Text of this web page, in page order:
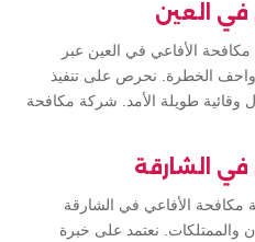
في العين
الأفاعي في العين عبر
الخطرة. نحرص على تنفيذ
طويلة الأمد. شركة مكافحة
في الشارقة
مكافحة الأفاعي في الشارقة
والممتلكات. نعتمد على خبرة